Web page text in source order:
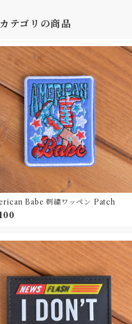
テゴリの商品
Babe 刺繍ワッペン Patch